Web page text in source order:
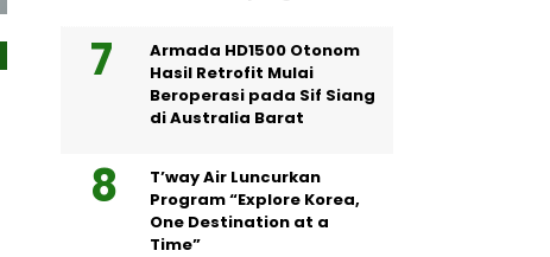
Armada HD1500 Otonom
Hasil Retrofit Mulai
Beroperasi pada Sif Siang
di Australia Barat
T’way Air Luncurkan
Program “Explore Korea,
One Destination at a
Time”